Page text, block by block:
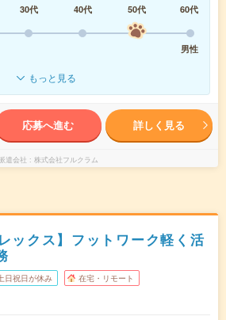
30代 40代 50代
60代
男性
もっと見る
応募へ進む 詳しく見る
遣会社 株式会社フルクラム
ックス】フットワーク軽く活
日祝日が休み 在宅・リモート